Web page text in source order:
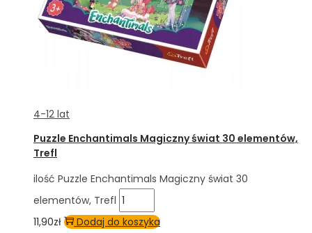
4-12 lat
Puzzle Enchantimals Magiczny świat 30 elementów,
Trefl
ilość Puzzle Enchantimals Magiczny świat 30
elementów, Trefl
11,90zł
Dodaj do koszyka